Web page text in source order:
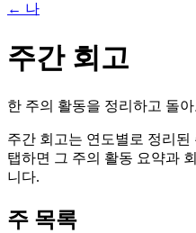
← 나
주간 회고
한 주의 활동을 정리하고 돌
주간 회고는 연도별로 정리
탭하면 그 주의 활동 요약과
니다.
주 목록